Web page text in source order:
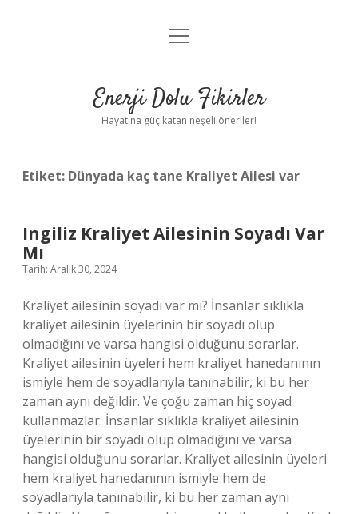
Anasayfa
Yasal Uyarı
menüyü
Enerji Dolu Fikirler
Hayatına güç katan neşeli öneriler!
Etiket: Dünyada kaç tane Kraliyet Ailesi var
Ingiliz Kraliyet Ailesinin Soyadı Var
Mı
Tarih: Aralık 30, 2024
Kraliyet ailesinin soyadı var mı? İnsanlar sıklıkla
kraliyet ailesinin üyelerinin bir soyadı olup
olmadığını ve varsa hangisi olduğunu sorarlar.
Kraliyet ailesinin üyeleri hem kraliyet hanedanının
ismiyle hem de soyadlarıyla tanınabilir, ki bu her
zaman aynı değildir. Ve çoğu zaman hiç soyad
kullanmazlar. İnsanlar sıklıkla kraliyet ailesinin
üyelerinin bir soyadı olup olmadığını ve varsa
hangisi olduğunu sorarlar. Kraliyet ailesinin üyeleri
hem kraliyet hanedanının ismiyle hem de
soyadlarıyla tanınabilir, ki bu her zaman aynı